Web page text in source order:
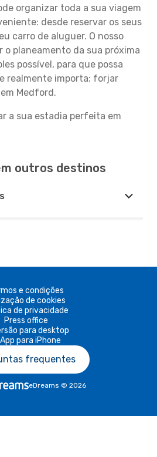
organizar toda a sua viagem
desde reservar os seus
carro de aluguer. O nosso
planeamento da sua próxima
possível, para que possa
realmente importa: forjar
Medford.
a sua estadia perfeita em
outros destinos
e condições
de cookies
de privacidade
Press office
para desktop
App para iPhone
frequentes
eDreams © 2026